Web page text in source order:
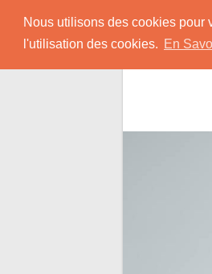
Nous utilisons des cookies pour
l'utilisation des cookies. En
contentConseils et